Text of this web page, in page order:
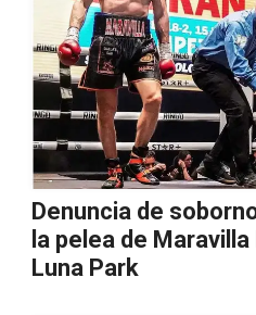
Denuncia de
la pelea de
Luna Park